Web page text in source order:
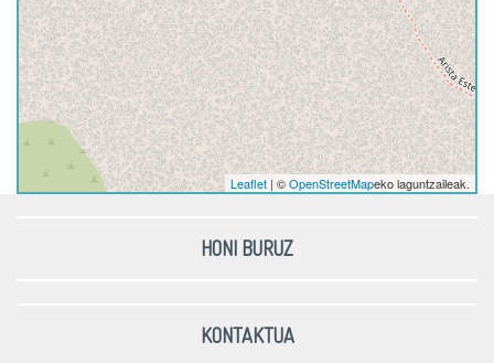
Leaflet | ©OpenStreetMapeko laguntzaileak.
HONI BURUZ
KONTAKTUA